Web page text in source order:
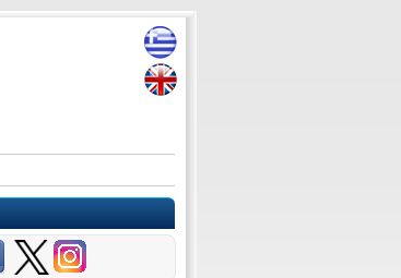
Πρεσβειών και Προξενικών Αρχών της Ελλάδας στο Ιράν και τη